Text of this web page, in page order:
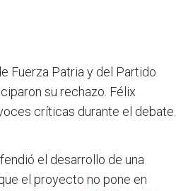
Fuerza Patria y del Partido
su rechazo. Félix
críticas durante el debate.
el desarrollo de una
el proyecto no pone en